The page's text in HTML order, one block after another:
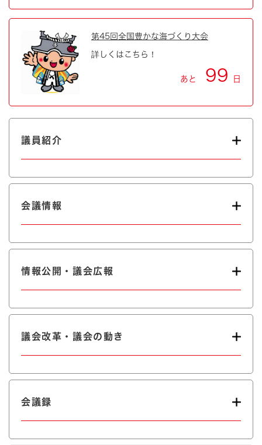
第45回全国豊かな海づくり大会
詳しくはこちら！
あと 99 日
議員紹介
会議情報
情報公開・議会広報
議会改革・議会の動き
会議録